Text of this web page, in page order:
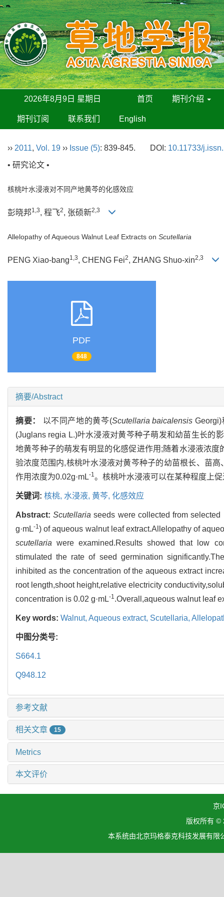
2026年8月9日 星期日 首页 期刊介绍
期刊订阅 联系我们 English
›› 2011, Vol. 19 ›› Issue (5): 839-845. DOI: 10.11733/
• 研究论文 •
核桃叶水浸液对不同产地黄芩的化感效应
彭晓邦1,3, 程飞2, 张硕新2,3
Allelopathy of Aqueous Walnut Leaf Extracts on Scutellaria
PENG Xiao-bang1,3, CHENG Fei2, ZHANG Shuo-xin2,3
PDF
848
摘要/Abstract
摘要： 以不同产地的黄芩(Scutellaria baicalensis Georgi)
(Juglans regia L.)叶水浸液对黄芩种子萌发和幼苗生长的
地黄芩种子的萌发有明显的化感促进作用;随着水浸液浓
验浓度范围内,核桃叶水浸液对黄芩种子的幼苗根长、苗
作用浓度为0.02g·mL-1 。核桃叶水浸液可以在某种程度上
关键词: 核桃, 水浸液, 黄芩, 化感效应
Abstract:Scutellaria seeds were collected from
g·mL-1 ) of aqueous walnut leaf extract.Allelopathy of
scutellaria were examined.Results showed that low
stimulated the rate of seed germination
inhibited as the concentration of the aqueous extract
root length,shoot height,relative electricity
concentration is 0.02 g·mL-1 .Overall,aqueous walnut leaf
Key words: Walnut, Aqueous extract, Scutellaria,
中图分类号:
S664.1
Q948.12
参考文献
相关文章 15
Metrics
本文评价
京
版权所有 ©
本系统由北京玛格泰克科技发展有